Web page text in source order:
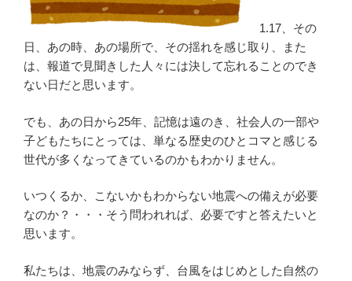
1.17、その
日、あの時、あの場所で、その揺れを感じ取り、また
は、報道で見聞きした人々には決して忘れることのでき
ない日だと思います。
でも、あの日から25年、記憶は遠のき、社会人の一部や
子どもたちにとっては、単なる歴史のひとコマと感じる
世代が多くなってきているのかもわかりません。
いつくるか、こないかもわからない地震への備えが必要
なのか？・・・そう問われれば、必要ですと答えたいと
思います。
私たちは、地震のみならず、台風をはじめとした自然の